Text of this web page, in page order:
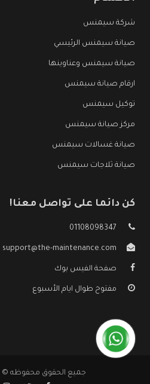
شركة سيمنس
صيانة سيمنس الرئيسي
صيانة سيمنس وعناوينها
ارقام صيانة سيمنس
توكيل سيمنس
مركز صيانة سيمنس
صيانة غسالات سيمنس
صيانة ثلاجات سيمنس
كن دائما على تواصل معنا!
01108098347
support@the-maintenance.com
صفحة الفيس بوك
مفتوح طوال ايام الأسبوع
جميع الحقوق محفوظه ©